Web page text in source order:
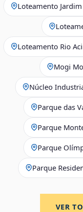
Loteamento
Loteamento Rio
Mogi
Núcleo
Parque das
Parque
Parque
Parque
VER